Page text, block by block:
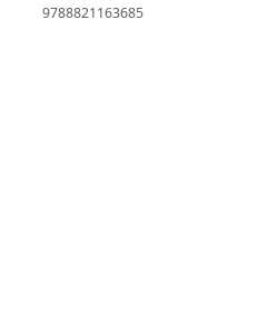
9788821163685